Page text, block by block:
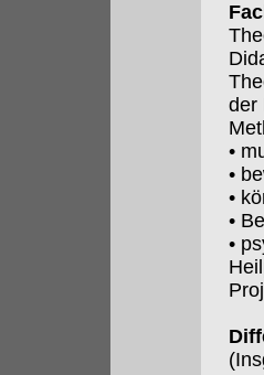
der
•
•
•
•
•